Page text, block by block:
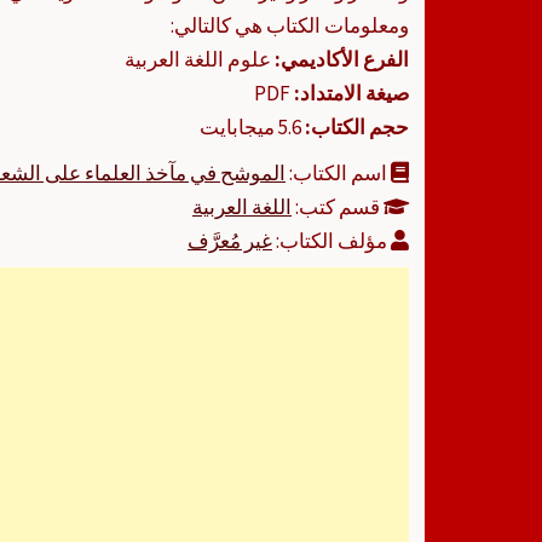
ومعلومات الكتاب هي كالتالي:
الفرع الأكاديمي: علوم اللغة العربية
صيغة الامتداد:
حجم الكتاب:
اسم الكتاب:الموشح في مآخذ العلماء على
قسم كتب:اللغة العربية
مؤلف الكتاب:غير مُعرَّف